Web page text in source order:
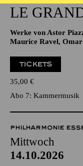
LE
Werke von Astor
Maurice Ravel, Omar
TICKETS
35,00 €
Abo 7: Kammermusik
PHILHARMONIE
Mittwoch
14.10.2026